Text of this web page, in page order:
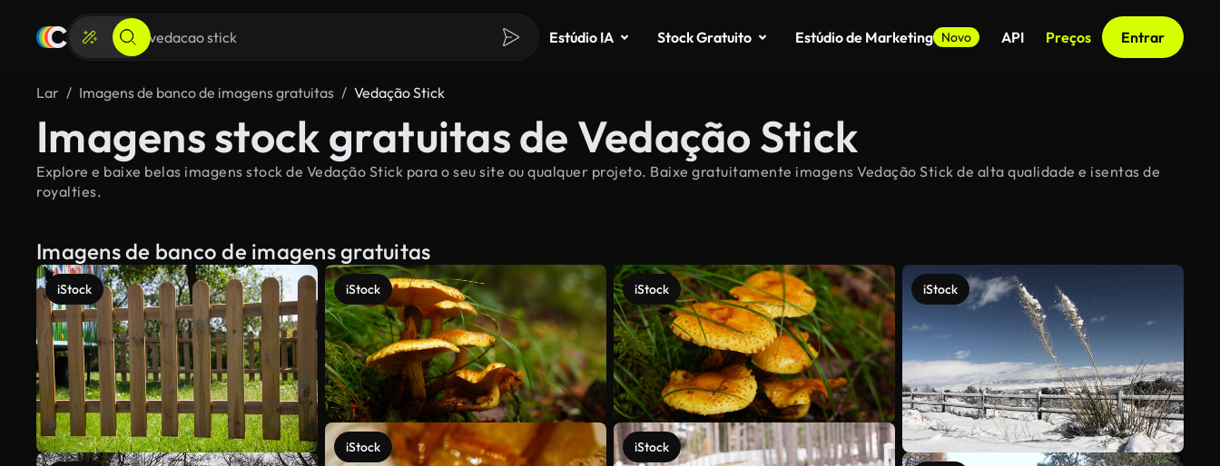
Estúdio IA Stock Gratuito Estúdio de Marketing Novo API Preços Entrar
Lar Imagens de banco de imagens gratuitas Vedação Stick
Imagens stock gratuitas de Vedação Stick
Explore e baixe belas imagens stock de Vedação Stick para o seu site ou qualquer projeto. Baixe gratuitamente imagens Vedação Stick de alta qualidade e isentas de
royalties.
Imagens de banco de imagens gratuitas
iStock iStock
iStock
iStock
iStock
iStock